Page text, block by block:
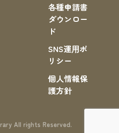
各種申請書
ダウンロー
ド
SNS運⽤ポ
リシー
個人情報保
護方針
All rights Reserved.